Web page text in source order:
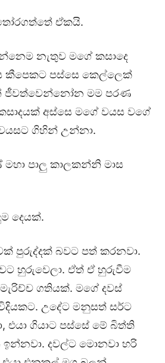
ඒකයි.
නැතුව මගේ කසාදෙ
කීපෙකට පස්සෙ කෙල්ලෙක්
ජීවත්වෙන්නෝන මම පරණ
අස්සෙ මගේ වයස වගේ
ගිහින් උන්නා.
පාලු කාලකන්නි මාස
දෙයක්.
පුරුද්දක් බවට පත් කරනවා.
හුරුවෙලා. ඒත් ඒ හුරුවීම
ගතියක්. මගේ දවස්
උදේට මනුසත් සර්ට
එයා ගියාට පස්සේ මේ බිත්ති
ඉන්නවා. දවල්ට මොනවා හරි